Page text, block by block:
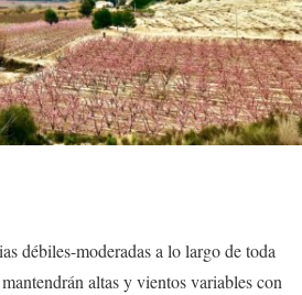
débiles-moderadas a lo largo de toda
altas y vientos variables con